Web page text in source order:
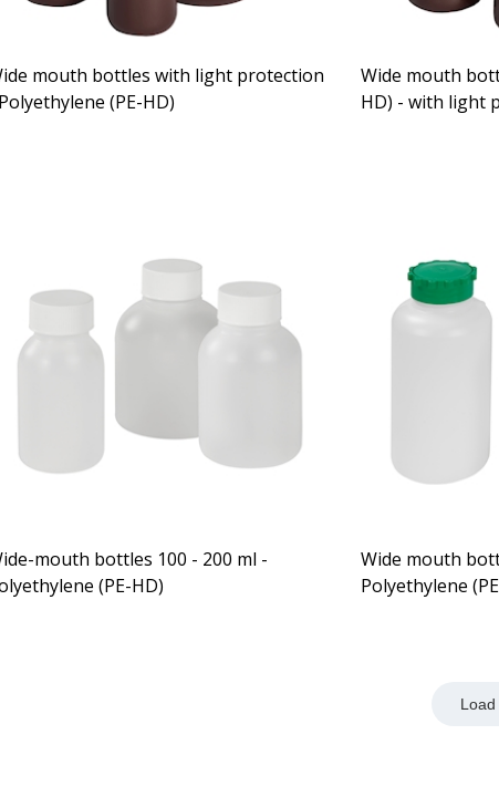
mouth bottles with light protection
(PE-HD)
Wide mouth
HD) - with light
mouth bottles 100 - 200 ml -
(PE-HD)
Wide mouth
Polyethylene